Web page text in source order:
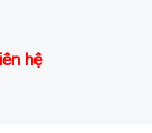
hệ